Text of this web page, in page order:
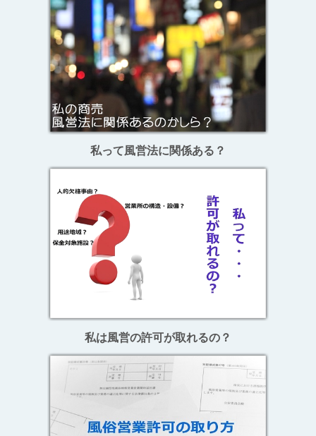
私って風営法に関係ある？
私は風営の許可が取れるの？